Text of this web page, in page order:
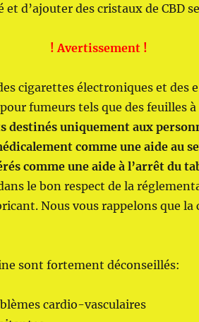
d’ajouter des cristaux de CBD
! Avertissement !
cigarettes électroniques et
fumeurs tels que des feuilles
destinés uniquement aux
comme une aide au
comme une aide à l’arrêt du
le bon respect de la
Nous vous rappelons que
sont fortement déconseillés:
cardio-vasculaires